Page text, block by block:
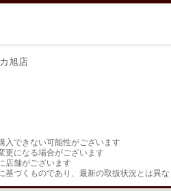
旭店
入できない可能性がございます
更になる場合がございます
店舗がございます
基づくものであり、最新の取扱状況とは異